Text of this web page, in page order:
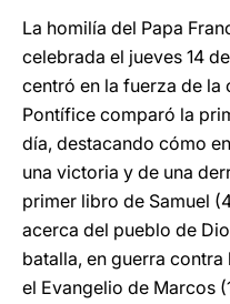
La homilía del Papa
celebrada el jueves 14
centró en la fuerza de la
Pontífice comparó la
día, destacando cómo
una victoria y de una
primer libro de Samuel
acerca del pueblo de
batalla, en guerra
el Evangelio de Marcos